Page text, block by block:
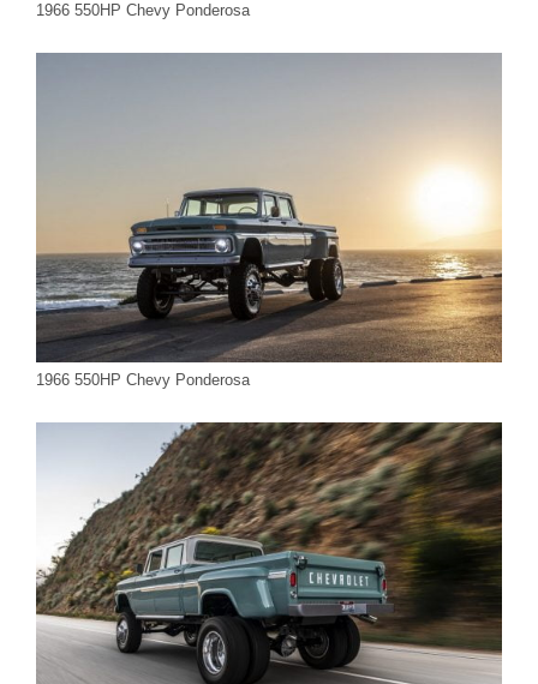
1966 550HP Chevy Ponderosa
1966 550HP Chevy Ponderosa